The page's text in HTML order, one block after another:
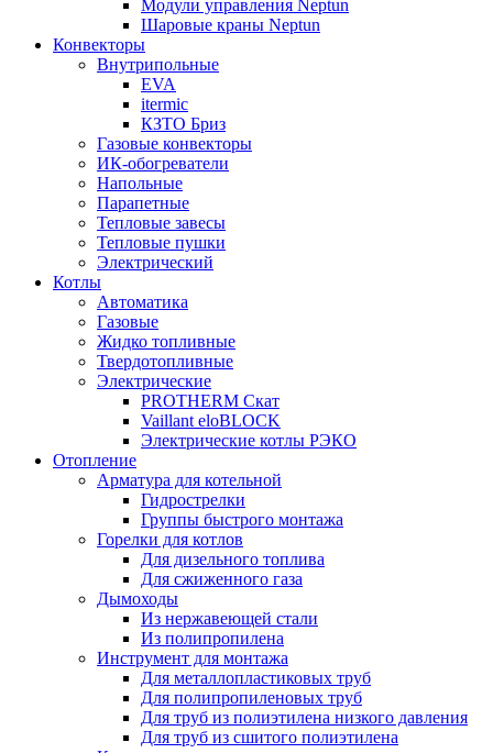
Модули управления Neptun
Шаровые краны Neptun
Конвекторы
Внутрипольные
EVA
itermic
КЗТО Бриз
Газовые конвекторы
ИК-обогреватели
Напольные
Парапетные
Тепловые завесы
Тепловые пушки
Электрический
Котлы
Автоматика
Газовые
Жидко топливные
Твердотопливные
Электрические
PROTHERM Скат
Vaillant eloBLOCK
Электрические котлы РЭКО
Отопление
Арматура для котельной
Гидрострелки
Группы быстрого монтажа
Горелки для котлов
Для дизельного топлива
Для сжиженного газа
Дымоходы
Из нержавеющей стали
Из полипропилена
Инструмент для монтажа
Для металлопластиковых труб
Для полипропиленовых труб
Для труб из полиэтилена низкого давления
Для труб из сшитого полиэтилена